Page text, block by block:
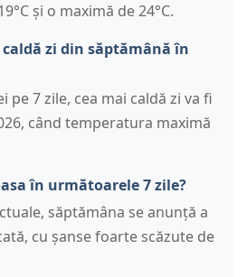
și o maximă de 24°C.
caldă zi din săptămână în
7 zile, cea mai caldă zi va fi
când temperatura maximă
în următoarele 7 zile?
săptămâna se anunță a
cu șanse foarte scăzute de